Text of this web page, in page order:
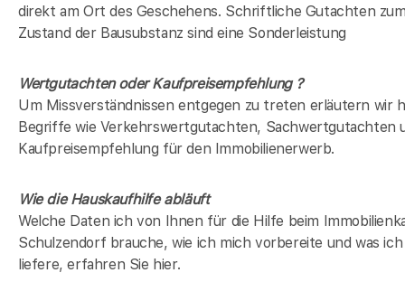
direkt am Ort des Geschehens. Schriftliche Gutachten
Zustand der Bausubstanz sind eine Sonderleistung
Wertgutachten oder Kaufpreisempfehlung ?
Um Missverständnissen entgegen zu treten erläutern wir
Begriffe wie Verkehrswertgutachten, Sachwertgutachten
Kaufpreisempfehlung für den Immobilienerwerb.
Wie die Hauskaufhilfe abläuft
Welche Daten ich von Ihnen für die Hilfe beim
Schulzendorf brauche, wie ich mich vorbereite und was
liefere, erfahren Sie hier.